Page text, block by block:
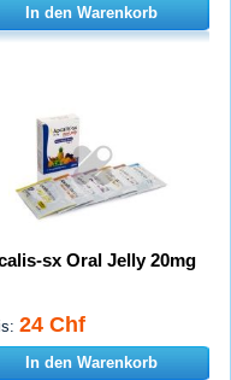
In den Warenkorb
sx Oral Jelly 20mg
24 Chf
In den Warenkorb